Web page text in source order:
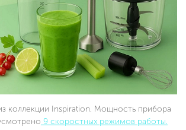
коллекции Inspiration. Мощность прибора
9 скоростных режимов работы.